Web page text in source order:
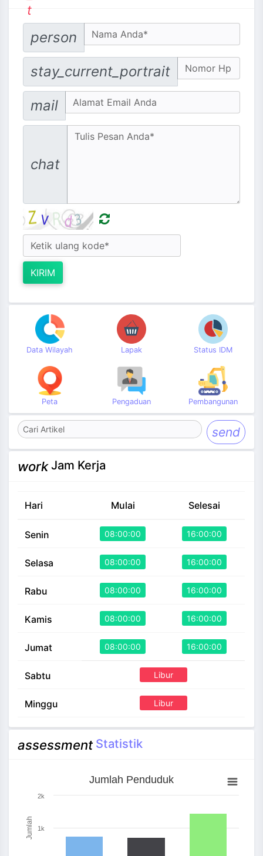
t
person
stay_current_portrait
Email address
mail
chat
KIRIM
Data Wilayah Lapak Status IDM
Peta Pengaduan Pembangunan
send
workJam Kerja
Hari Mulai Selesai
Senin 08:00:00 16:00:00
Selasa 08:00:00 16:00:00
Rabu 08:00:00 16:00:00
Kamis 08:00:00 16:00:00
Jumat 08:00:00 16:00:00
Sabtu Libur
Minggu Libur
assessment Statistik
Jumlah Penduduk
Bar chart with 3 bars.
The chart has 1 Y axis displaying Jumlah. Range: 0 to
Jumlah
Jumlah Penduduk
1k
2k